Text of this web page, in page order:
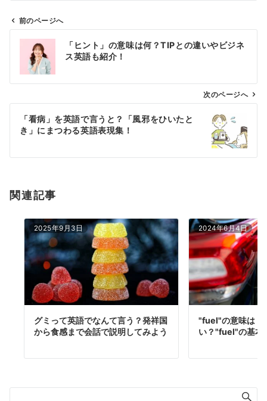
ン
前のページへ
「ヒント」の意味は何？TIPとの違いやビジネ
ス英語も紹介！
次のページへ
「看病」を英語で言うと？「風邪をひいたと
き」にまつわる英語表現集！
関連記事
2025年9月3日
グミって英語でなんて言う？発祥国
から食感まで会話で説明してみよう
2024年6月4日
"fuel"の意味は「
い？"fuel"の基本